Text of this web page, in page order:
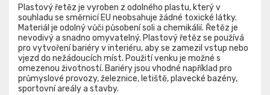
Plastový řetěz je vyroben z odolného plastu, který v
souhladu se směrnicí EU neobsahuje žádné toxické látky.
Materiál je odolný vůči působení soli a chemikálií. Řetěz je
nevodivý a snadno omyvatelný. Plastový řetěz se používá
pro vytvoření bariéry v interiéru, aby se zamezil vstup nebo
vjezd do nežádoucích míst. Použití venku je možné s
omezenou životností. Bariéry jsou vhodné například pro
průmyslové provozy, železnice, letiště, plavecké bazény,
sportovní areály a stavby.